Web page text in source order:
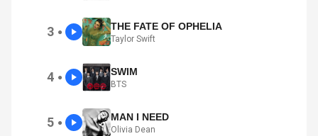
3 ● THE FATE OF OPHELIA
Taylor Swift
4 ● SWIM
BTS
5 ● MAN I NEED
Olivia Dean